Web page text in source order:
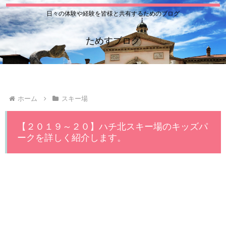
日々の体験や経験を皆様と共有するためのブログ
ためすブログ
ホーム スキー場
【２０１９～２０】ハチ北スキー場のキッズパ
ークを詳しく紹介します。